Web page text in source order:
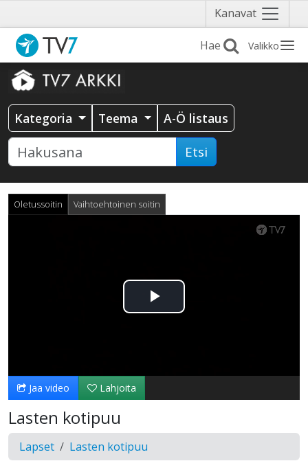
Kanavat Näytä
valikko
Valikko
Kategoria Teema A-Ö listaus
Etsi
Oletussoitin Vaihtoehtoinen soitin
Toista
Jaa video Lahjoita
Lasten kotipuu
Lapset Lasten kotipuu